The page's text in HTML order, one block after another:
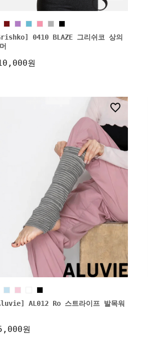
0410 BLAZE 그리쉬코 상의
원
7
AL012 Ro 스트라이프 발목워
원